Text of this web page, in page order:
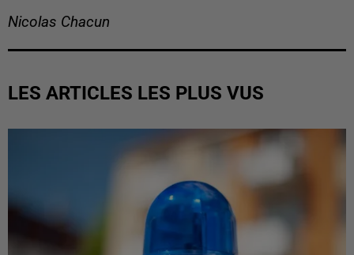
Nicolas Chacun
LES ARTICLES LES PLUS VUS